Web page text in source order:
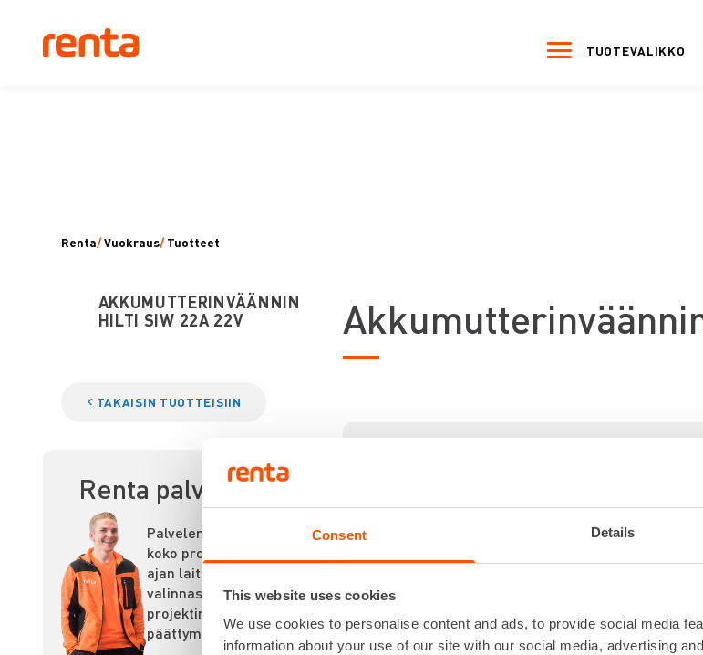
Consent Details
This website uses cookies
We use cookies to personalise content and ads, to provide social media
information about your use of our site with our social media, advertising
TUOTEVALIKKO
Renta/Vuokraus/ Tuotteet
AKKUMUTTERINVÄÄNNIN
HILTI SIW 22A 22V
TAKAISIN TUOTTEISIIN
Renta palvelee
Palvelemme
koko prosessin
ajan laitteiden
valinnasta
projektin
päättymiseen.
A
Jännite
Kierrosluku